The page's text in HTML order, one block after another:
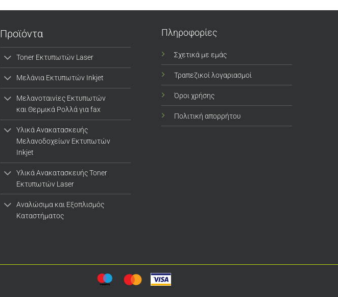
Προϊόντα
Toner Εκτυπωτών Laser
Μελάνια Εκτυπωτών Inkjet
Μελανοταινίες Εκτυπωτών
και Θερμικά Ρολλά για fax
Υλικά Ανακατασκευής
Μελανοδοχείων Εκτυπωτών
Inkjet
Υλικά Ανακατασκευής Toner
Εκτυπωτών Laser
Αναλώσιμα και Εξοπλισμός
Καταστήματος
Πληροφορίες
Σχετικά με εμάς
Τραπεζικοί λογαριασμοί
Όροι χρήσης
Πολιτική απορρήτου